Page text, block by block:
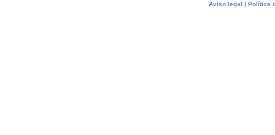
Aviso legal | Política